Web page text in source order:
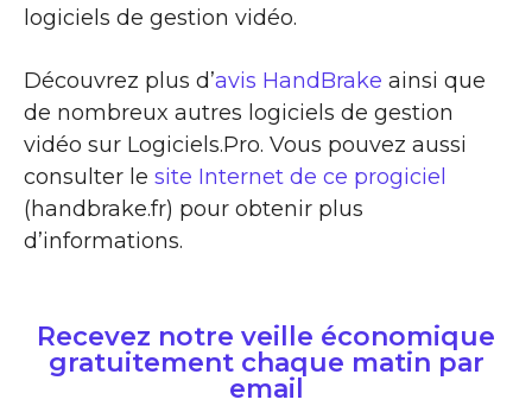
logiciels de gestion vidéo.
Découvrez plus d’avis HandBrake ainsi que
de nombreux autres logiciels de gestion
vidéo sur Logiciels.Pro. Vous pouvez aussi
consulter le site Internet de ce progiciel
(handbrake.fr) pour obtenir plus
d’informations.
Recevez notre veille économique
gratuitement chaque matin par
email